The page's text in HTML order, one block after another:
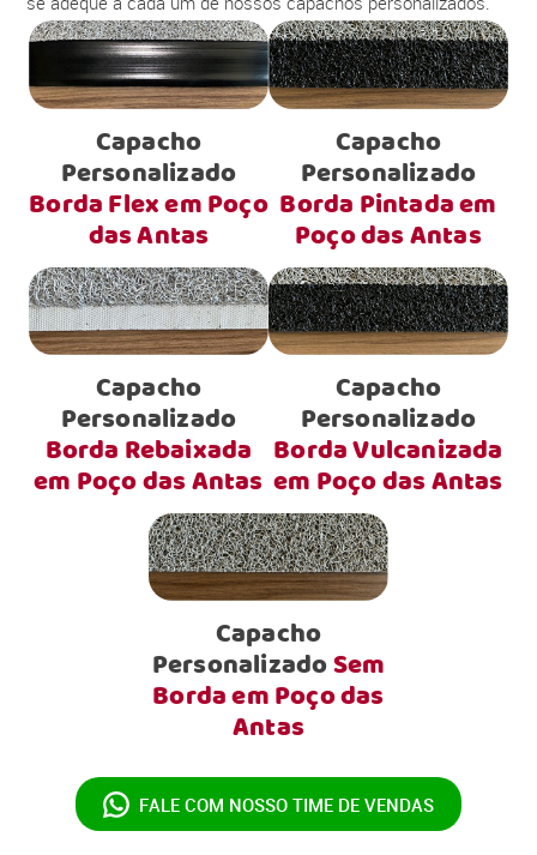
Capacho
Personalizado
Borda Flex em Poço
das Antas
Capacho
Personalizado
Borda Pintada em
Poço das Antas
Capacho
Personalizado
Borda Rebaixada
em Poço das Antas
Capacho
Personalizado
Borda Vulcanizada
em Poço das Antas
Capacho
PersonalizadoSem
Borda em Poço das
Antas
FALE COM NOSSO TIME DE VENDAS